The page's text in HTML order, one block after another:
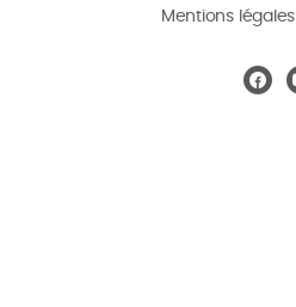
Mentions légales